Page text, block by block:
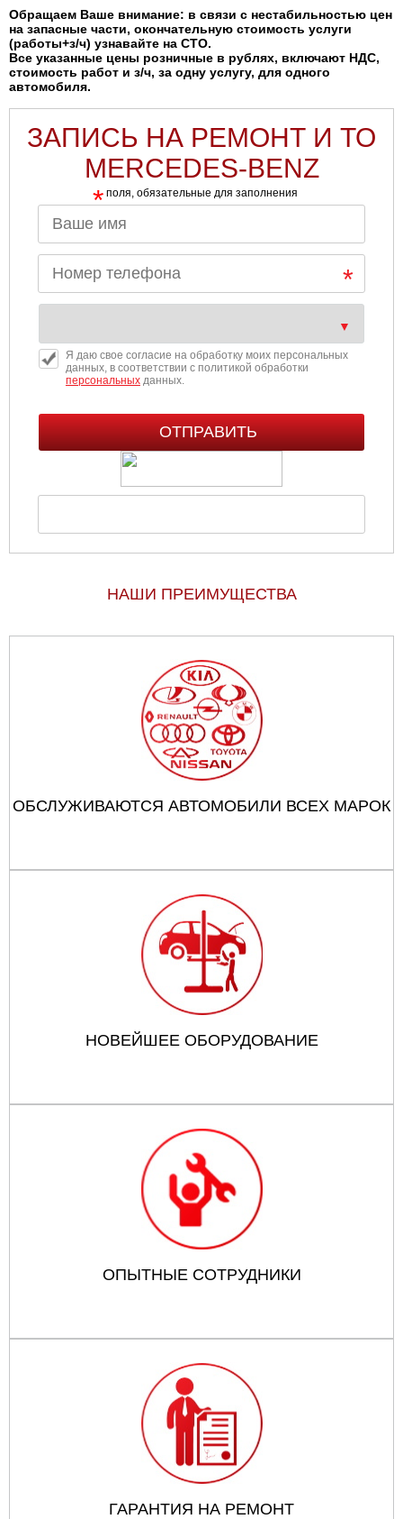
Обращаем Ваше внимание: в связи с нестабильностью цен
на запасные части, окончательную стоимость услуги
(работы+з/ч) узнавайте на СТО.
Все указанные цены розничные в рублях, включают НДС,
стоимость работ и з/ч, за одну услугу, для одного
автомобиля.
ЗАПИСЬ НА РЕМОНТ И ТО
MERCEDES-BENZ
* поля, обязательные для заполнения
Я даю свое согласие на обработку моих персональных
данных, в соответствии с политикой обработки
персональныхданных.
НАШИ ПРЕИМУЩЕСТВА
ОБСЛУЖИВАЮТСЯ АВТОМОБИЛИ ВСЕХ МАРОК
НОВЕЙШЕЕ ОБОРУДОВАНИЕ
ОПЫТНЫЕ СОТРУДНИКИ
ГАРАНТИЯ НА РЕМОНТ